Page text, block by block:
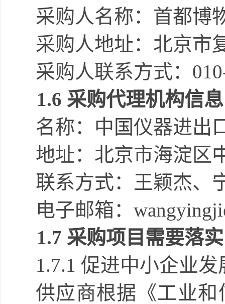
采购人名称：首都博
采购人地址：北京市
采购人联系方式：
1.6 采购代理机构信息
名称： 中国仪器进出
地址： 北京市海淀区
联系方式： 王颖杰、
电子邮箱：
1.7 采购项目需要落
1.7.1 促进中小企业
供应商根据《工业